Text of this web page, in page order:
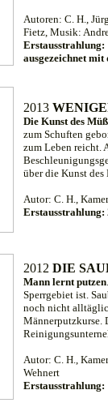
Autoren: C. H.,
Fietz, Musik:
ausgezeichnet mit
2013
Die Kunst des
zum Schuften
zum Leben reicht.
über die Kunst
Autor: C. H.,
Erstausstrahlung:
2012 DIE
Mann lernt putzen
Sperrgebiet ist.
noch nicht
Männerputzkurse.
Autor: C. H.,
Wehnert
Erstausstrahlung: